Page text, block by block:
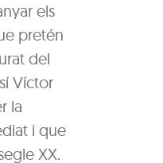
els
pretén
del
Víctor
la
i que
XX.